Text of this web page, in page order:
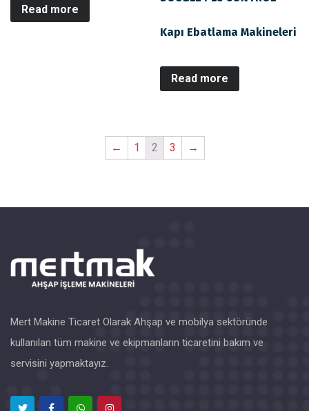
Read more
Kapı Ebatlama Makineleri
Read more
← 1 2 3 →
Mert Makine Ticaret Olarak Ahşap ve mobilya sektöründe
kullanılan tüm makine ve ekipmanların ticaretini bakım ve
servisini yapmaktayız.